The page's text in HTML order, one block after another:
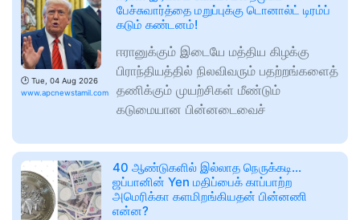
🕑 Tue, 04 Aug 2026
www.apcnewstamil.com
பேச்சுவார்த்தை மறுப்புக்கு டொனால்ட் டிரம்ப்
கடும் கண்டனம்!
ஈரானுக்கும் இடையே மத்திய கிழக்கு
பிராந்தியத்தில் நிலவிவரும் பதற்றங்களைத்
தணிக்கும் முயற்சிகள் மீண்டும்
கடுமையான பின்னடைவைச்
40 ஆண்டுகளில் இல்லாத நெருக்கடி...
ஜப்பானின் Yen மதிப்பைக் காப்பாற்ற
அமெரிக்கா களமிறங்கியதன் பின்னணி
என்ன?